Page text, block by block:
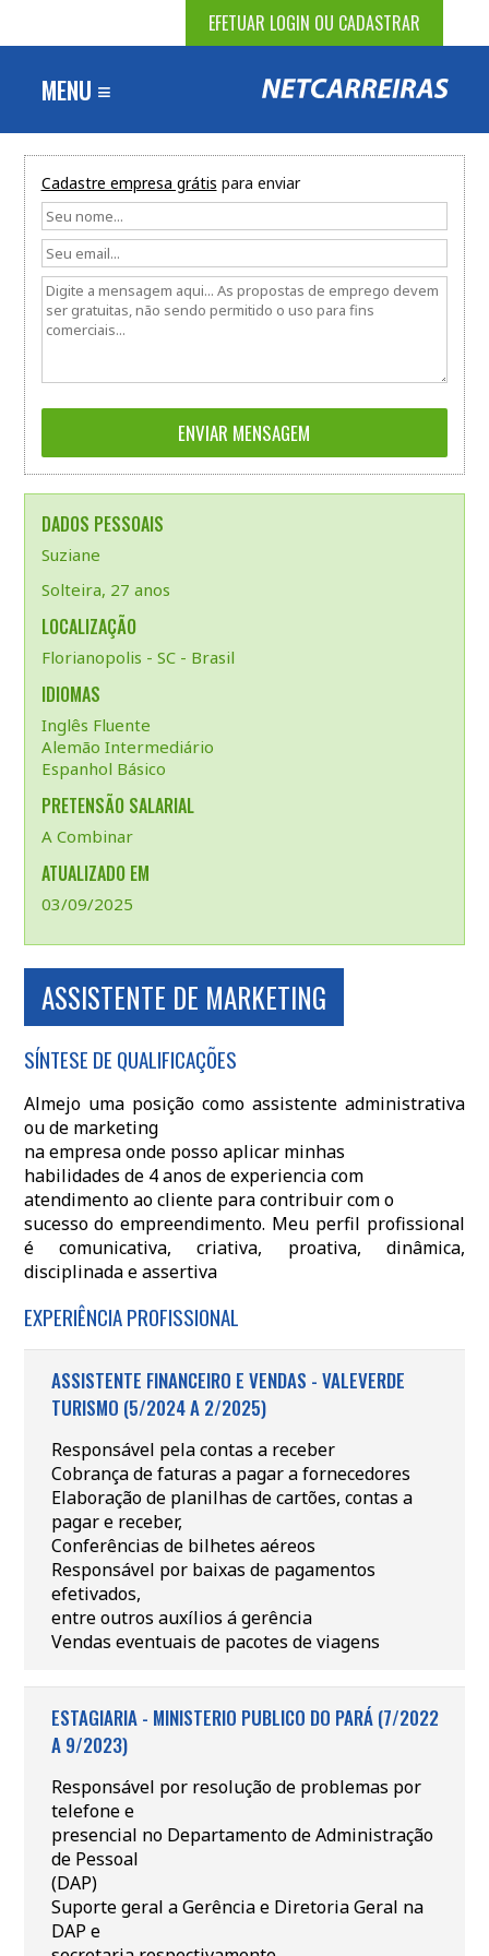
EFETUAR LOGIN OU CADASTRAR
MENU ≡
Cadastre empresa grátis para enviar
DADOS PESSOAIS
Suziane
Solteira, 27 anos
LOCALIZAÇÃO
Florianopolis - SC - Brasil
IDIOMAS
Inglês Fluente
Alemão Intermediário
Espanhol Básico
PRETENSÃO SALARIAL
A Combinar
ATUALIZADO EM
03/09/2025
ASSISTENTE DE MARKETING
SÍNTESE DE QUALIFICAÇÕES
Almejo uma posição como assistente administrativa
ou de marketing
na empresa onde posso aplicar minhas
habilidades de 4 anos de experiencia com
atendimento ao cliente para contribuir com o
sucesso do empreendimento. Meu perfil profissional
é comunicativa, criativa, proativa, dinâmica,
disciplinada e assertiva
EXPERIÊNCIA PROFISSIONAL
ASSISTENTE FINANCEIRO E VENDAS - VALEVERDE
TURISMO (5/2024 A 2/2025)
Responsável pela contas a receber
Cobrança de faturas a pagar a fornecedores
Elaboração de planilhas de cartões, contas a
pagar e receber,
Conferências de bilhetes aéreos
Responsável por baixas de pagamentos
efetivados,
entre outros auxílios á gerência
Vendas eventuais de pacotes de viagens
ESTAGIARIA - MINISTERIO PUBLICO DO PARÁ (7/2022
A 9/2023)
Responsável por resolução de problemas por
telefone e
presencial no Departamento de Administração
de Pessoal
(DAP)
Suporte geral a Gerência e Diretoria Geral na
DAP e